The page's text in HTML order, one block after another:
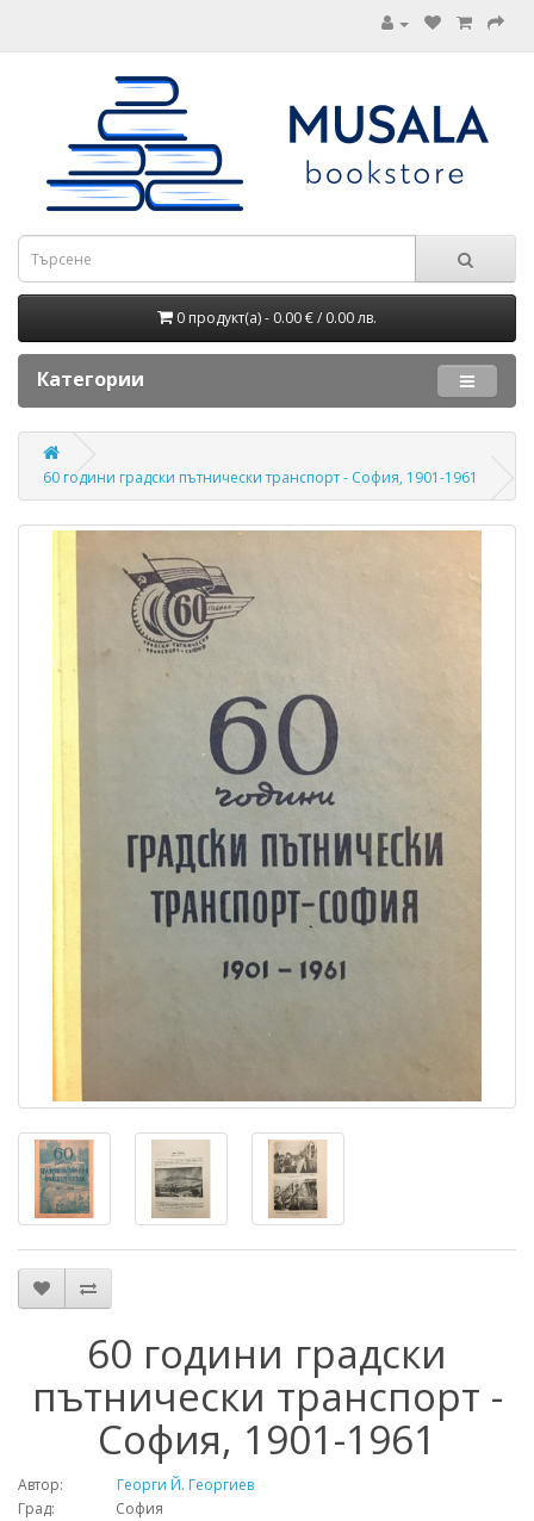
0 продукт(а) - 0.00 € / 0.00 лв.
Категории
60 години градски пътнически транспорт - София, 1901-1961
60 години градски
пътнически транспорт -
София, 1901-1961
Автор:
Георги Й. Георгиев
Град: София